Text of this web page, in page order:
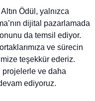
Ödül, yalnızca
dijital pazarlamada
da temsil ediyor.
ve sürecin
teşekkür ederiz.
ve daha
ediyoruz.